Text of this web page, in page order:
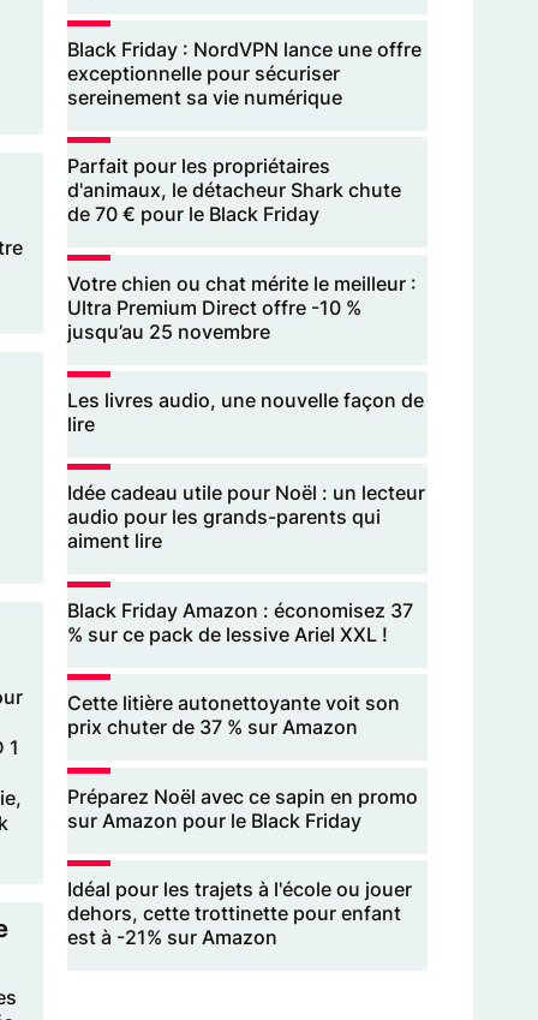
1
Black Friday : NordVPN lance une offre
exceptionnelle pour sécuriser
sereinement sa vie numérique
Parfait pour les propriétaires
d'animaux, le détacheur Shark chute
de 70 € pour le Black Friday
Votre chien ou chat mérite le meilleur :
Ultra Premium Direct offre -10 %
jusqu’au 25 novembre
Les livres audio, une nouvelle façon de
lire
Idée cadeau utile pour Noël : un lecteur
audio pour les grands-parents qui
aiment lire
Black Friday Amazon : économisez 37
% sur ce pack de lessive Ariel XXL !
Cette litière autonettoyante voit son
prix chuter de 37 % sur Amazon
Préparez Noël avec ce sapin en promo
sur Amazon pour le Black Friday
Idéal pour les trajets à l'école ou jouer
dehors, cette trottinette pour enfant
est à -21% sur Amazon